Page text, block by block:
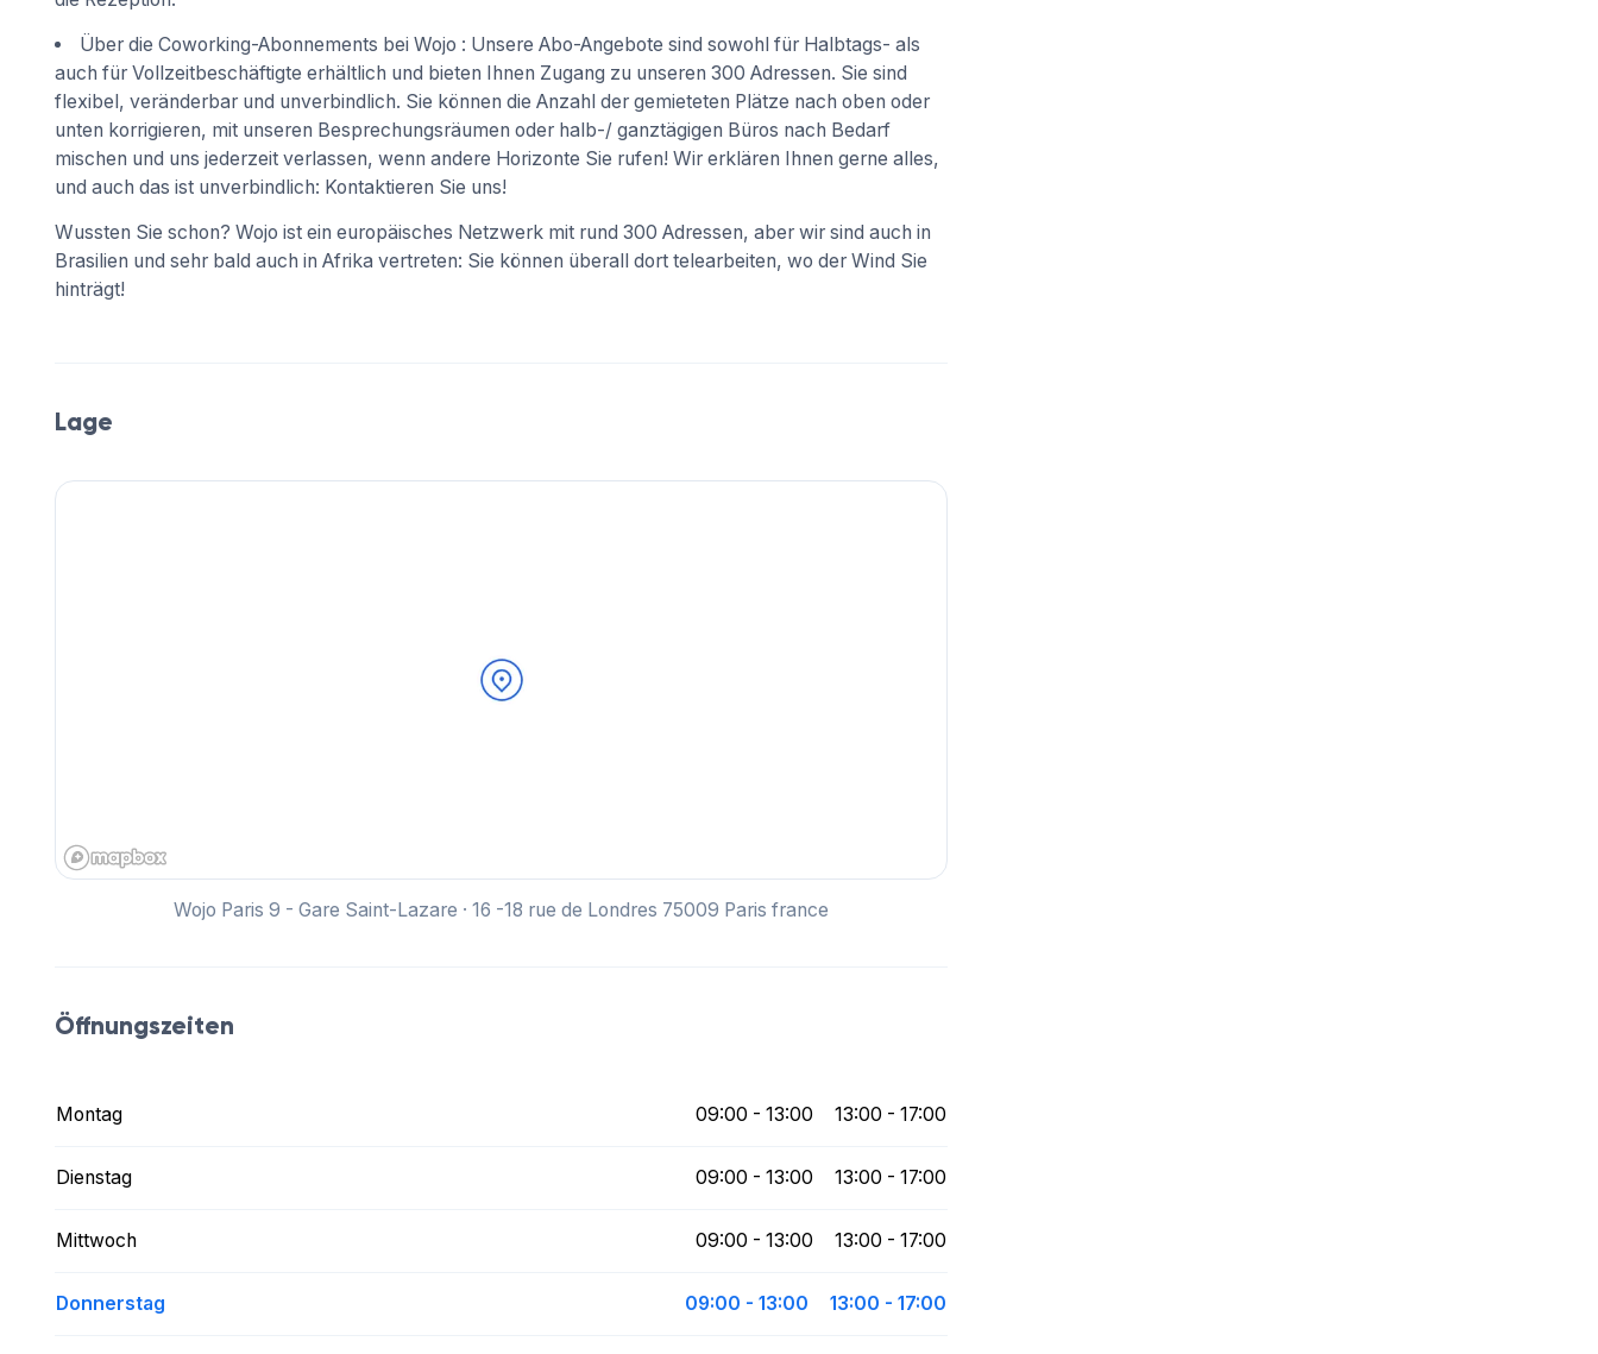
Über die Coworking-Abonnements bei Wojo : Unsere Abo-Angebote sind sowohl für Halbtags- als
auch für Vollzeitbeschäftigte erhältlich und bieten Ihnen Zugang zu unseren 300 Adressen. Sie sind
flexibel, veränderbar und unverbindlich. Sie können die Anzahl der gemieteten Plätze nach oben oder
unten korrigieren, mit unseren Besprechungsräumen oder halb-/ ganztägigen Büros nach Bedarf
mischen und uns jederzeit verlassen, wenn andere Horizonte Sie rufen! Wir erklären Ihnen gerne alles,
und auch das ist unverbindlich: Kontaktieren Sie uns!
Wussten Sie schon? Wojo ist ein europäisches Netzwerk mit rund 300 Adressen, aber wir sind auch in
Brasilien und sehr bald auch in Afrika vertreten: Sie können überall dort telearbeiten, wo der Wind Sie
hinträgt!
Lage
Wojo Paris 9 - Gare Saint-Lazare · 16 -18 rue de Londres 75009 Paris france
Öffnungszeiten
Montag 09:00 - 13:00 13:00 - 17:00
Dienstag 09:00 - 13:00 13:00 - 17:00
Mittwoch 09:00 - 13:00 13:00 - 17:00
Donnerstag 09:00 - 13:00 13:00 - 17:00